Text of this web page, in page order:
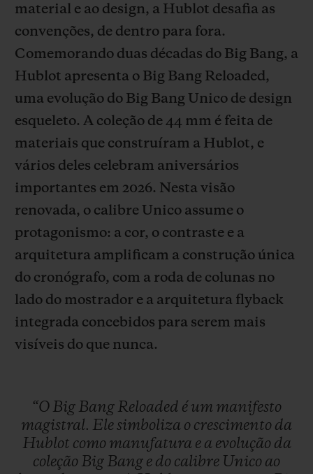
material e ao design, a Hublot desafia as
convenções, de dentro para fora.
Comemorando duas décadas do Big Bang, a
Hublot apresenta o Big Bang Reloaded,
uma evolução do Big Bang Unico de design
esqueleto. A coleção de 44 mm é feita de
materiais que construíram a Hublot, e
vários deles celebram aniversários
importantes em 2026. Nesta visão
renovada, o calibre Unico assume o
protagonismo: a cor, o contraste e a
arquitetura amplificam a construção única
do cronógrafo, com a roda de colunas no
lado do mostrador e a arquitetura flyback
integrada concebidos para serem mais
visíveis do que nunca.
“O Big Bang Reloaded é um manifesto
magistral. Elesimboliza o crescimento da
Hublot como manufatura e a evolução da
coleção Big Bang e do calibre Unico ao
CONTATO
ENCONTRAR UMA